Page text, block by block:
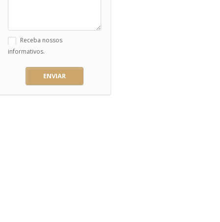
Receba nossos
informativos.
ENVIAR